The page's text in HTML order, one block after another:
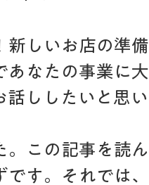
新しいお店の準備
あなたの事業に大
話ししたいと思い
。この記事を読ん
す。それでは、